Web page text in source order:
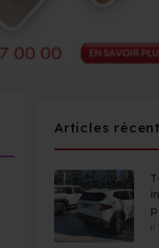
Articles
il